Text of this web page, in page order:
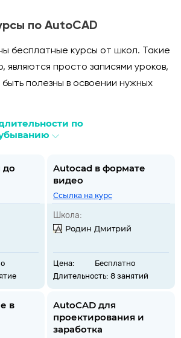
по AutoCAD
бесплатные курсы от школ. Такие
являются просто записями уроков,
полезны в освоении нужных
по
до
Autocad в формате
видео
Ссылка на курс
Школа:
Родин Дмитрий
Цена:
Бесплатно
Длительность: 8 занятий
в
AutoCAD для
проектирования и
заработка